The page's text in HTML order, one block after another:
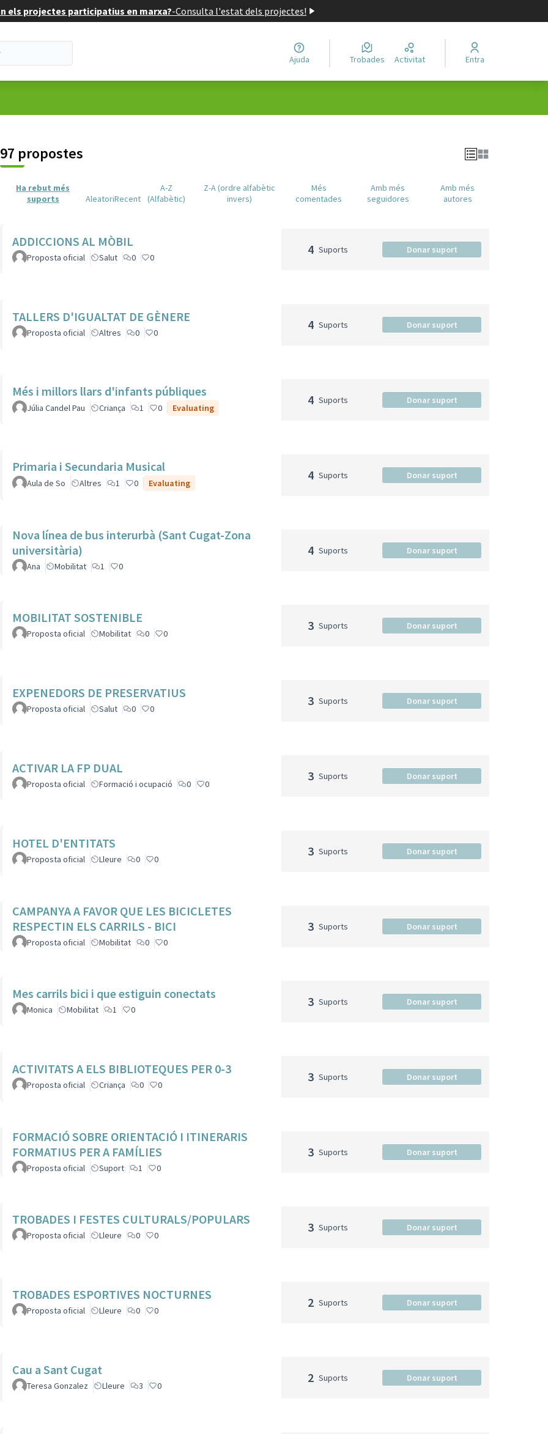
els projectes participatius en marxa?-Consulta l'estat dels projectes!
Ajuda Trobades Activitat Entra
97 propostes
Ha rebut més
suports
AleatoriRecent
A-Z
(Alfabètic)
Z-A (ordre alfabètic
invers)
Més
comentades
Amb més
seguidores
Amb més
autores
ADDICCIONS AL MÒBIL
Proposta oficial Salut 0 0
4 Suports Donar suport
TALLERS D'IGUALTAT DE GÈNERE
Proposta oficial Altres 0 0
4 Suports Donar suport
Més i millors llars d'infants públiques
Júlia Candel Pau Criança 1 0 Evaluating
4 Suports Donar suport
Primaria i Secundaria Musical
Aula de So Altres 1 0 Evaluating
4 Suports Donar suport
Nova línea de bus interurbà (Sant Cugat-Zona
universitària)
Ana Mobilitat 1 0
4 Suports Donar suport
MOBILITAT SOSTENIBLE
Proposta oficial Mobilitat 0 0
3 Suports Donar suport
EXPENEDORS DE PRESERVATIUS
Proposta oficial Salut 0 0
3 Suports Donar suport
ACTIVAR LA FP DUAL
Proposta oficial Formació i ocupació 0 0
3 Suports Donar suport
HOTEL D'ENTITATS
Proposta oficial Lleure 0 0
3 Suports Donar suport
CAMPANYA A FAVOR QUE LES BICICLETES
RESPECTIN ELS CARRILS - BICI
Proposta oficial Mobilitat 0 0
3 Suports Donar suport
Mes carrils bici i que estiguin conectats
Monica Mobilitat 1 0
3 Suports Donar suport
ACTIVITATS A ELS BIBLIOTEQUES PER 0-3
Proposta oficial Criança 0 0
3 Suports Donar suport
FORMACIÓ SOBRE ORIENTACIÓ I ITINERARIS
FORMATIUS PER A FAMÍLIES
Proposta oficial Suport 1 0
3 Suports Donar suport
TROBADES I FESTES CULTURALS/POPULARS
Proposta oficial Lleure 0 0
3 Suports Donar suport
TROBADES ESPORTIVES NOCTURNES
Proposta oficial Lleure 0 0
2 Suports Donar suport
Cau a Sant Cugat
Teresa Gonzalez Lleure 3 0
2 Suports Donar suport